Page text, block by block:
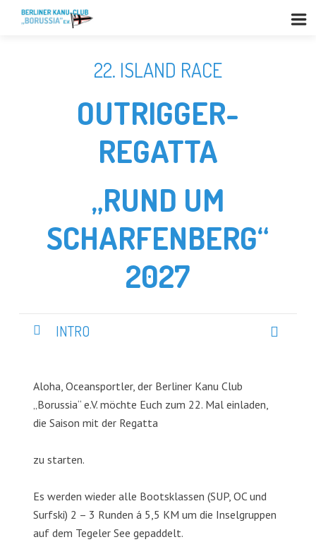
22. ISLAND RACE
OUTRIGGER-
REGATTA
„RUND UM
SCHARFENBERG“
2027
INTRO
Aloha, Oceansportler, der Berliner Kanu Club
„Borussia“ e.V. möchte Euch zum 22. Mal einladen,
die Saison mit der Regatta
zu starten.
Es werden wieder alle Bootsklassen (SUP, OC und
Surfski) 2 – 3 Runden á 5,5 KM um die Inselgruppen
auf dem Tegeler See gepaddelt.